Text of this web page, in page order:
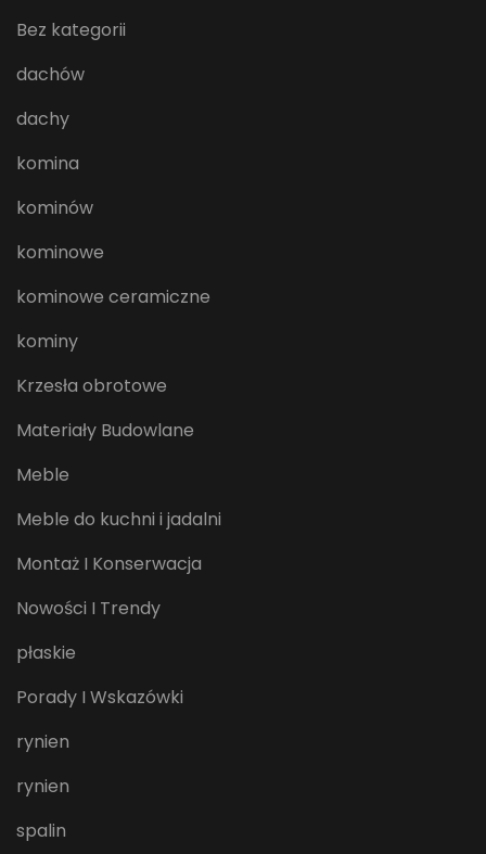
Bez kategorii
dachów
dachy
komina
kominów
kominowe
kominowe ceramiczne
kominy
Krzesła obrotowe
Materiały Budowlane
Meble
Meble do kuchni i jadalni
Montaż I Konserwacja
Nowości I Trendy
płaskie
Porady I Wskazówki
rynien
rynien
spalin